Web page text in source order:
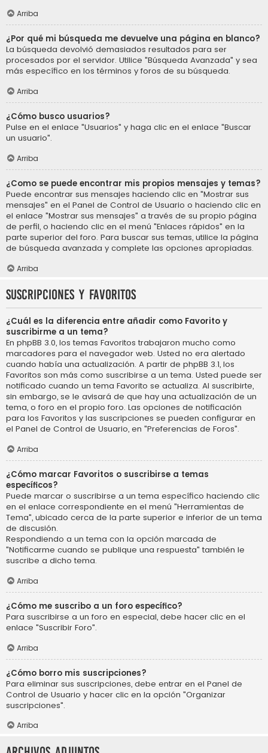
Arriba
¿Por qué mi búsqueda me devuelve una página en blanco?
La búsqueda devolvió demasiados resultados para ser
procesados por el servidor. Utilice "Búsqueda Avanzada" y sea
más específico en los términos y foros de su búsqueda.
Arriba
¿Cómo busco usuarios?
Pulse en el enlace "Usuarios" y haga clic en el enlace "Buscar
un usuario".
Arriba
¿Como se puede encontrar mis propios mensajes y temas?
Puede encontrar sus mensajes haciendo clic en "Mostrar sus
mensajes" en el Panel de Control de Usuario o haciendo clic en
el enlace "Mostrar sus mensajes" a través de su propio página
de perfil, o haciendo clic en el menú "Enlaces rápidos" en la
parte superior del foro. Para buscar sus temas, utilice la página
de búsqueda avanzada y complete las opciones apropiadas.
Arriba
Suscripciones y Favoritos
¿Cuál es la diferencia entre añadir como Favorito y
suscribirme a un tema?
En phpBB 3.0, los temas Favoritos trabajaron mucho como
marcadores para el navegador web. Usted no era alertado
cuando había una actualización. A partir de phpBB 3.1, los
Favoritos son más como suscribirse a un tema. Usted puede ser
notificado cuando un tema Favorito se actualiza. Al suscribirte,
sin embargo, se le avisará de que hay una actualización de un
tema, o foro en el propio foro. Las opciones de notificación
para los Favoritos y las suscripciones se pueden configurar en
el Panel de Control de Usuario, en "Preferencias de Foros".
Arriba
¿Cómo marcar Favoritos o suscribirse a temas
específicos?
Puede marcar o suscribirse a un tema específico haciendo clic
en el enlace correspondiente en el menú "Herramientas de
Tema", ubicado cerca de la parte superior e inferior de un tema
de discusión.
Respondiendo a un tema con la opción marcada de
"Notificarme cuando se publique una respuesta" también le
suscribe a dicho tema.
Arriba
¿Cómo me suscribo a un foro específico?
Para suscribirse a un foro en especial, debe hacer clic en el
enlace "Suscribir Foro".
Arriba
¿Cómo borro mis suscripciones?
Para eliminar sus suscripciones, debe entrar en el Panel de
Control de Usuario y hacer clic en la opción "Organizar
suscripciones".
Arriba